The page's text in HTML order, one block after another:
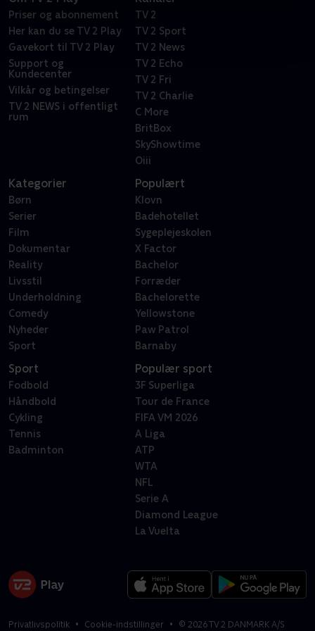
Priser og abonnement
Her kan du se TV 2 Play
Gavekort til TV 2 Play
Support og
Kundecenter
Vilkår og betingelser
TV 2 NEWS i offentligt
rum
TV 2
TV 2 Sport
TV 2 News
TV 2 Echo
TV 2 Fri
TV 2 Charlie
C More
BritBox
SkyShowtime
Oiii
Kategorier
Børn
Serier
Film
Dokumentar
Reality
Livsstil
Underholdning
Comedy
Nyheder
Sport
Populært
Klovn
Badehotellet
Sygeplejeskolen
X Factor
Bachelor
Forræder
Bachelorette
Yellowstone
Paw Patrol
Barnaby
Sport
Fodbold
Håndbold
Cykling
Tennis
Badminton
Populær sport
3F Superliga
Tour de France
FIFA VM 2026
A Liga
ATP
WTA
NFL
Serie A
Diamond League
La Vuelta
Privatlivspolitik Cookie-indstillinger © 2026TV 2 DANMARK A/S